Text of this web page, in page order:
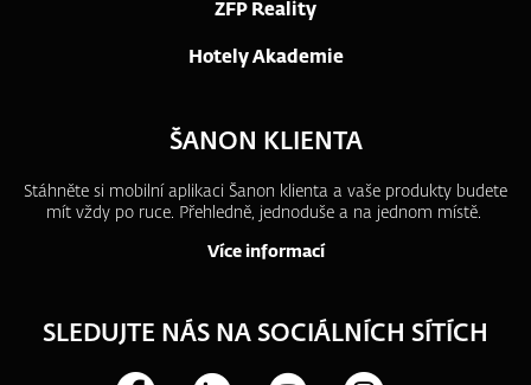
ZFP Reality
Hotely Akademie
ŠANON KLIENTA
Stáhněte si mobilní aplikaci Šanon klienta a vaše produkty budete
mít vždy po ruce. Přehledně, jednoduše a na jednom místě.
Více informací
SLEDUJTE NÁS NA SOCIÁLNÍCH SÍTÍCH